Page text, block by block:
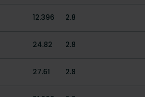
12.396 2.8
24.82 2.8
27.61 2.8